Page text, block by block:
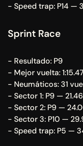
- Speed trap: P14 —
Sprint Race
- Resultado: P9
- Mejor vuelta:
- Neumáticos: 31
- Sector 1: P9 —
- Sector 2: P9 —
- Sector 3: P10 —
- Speed trap: P5 —